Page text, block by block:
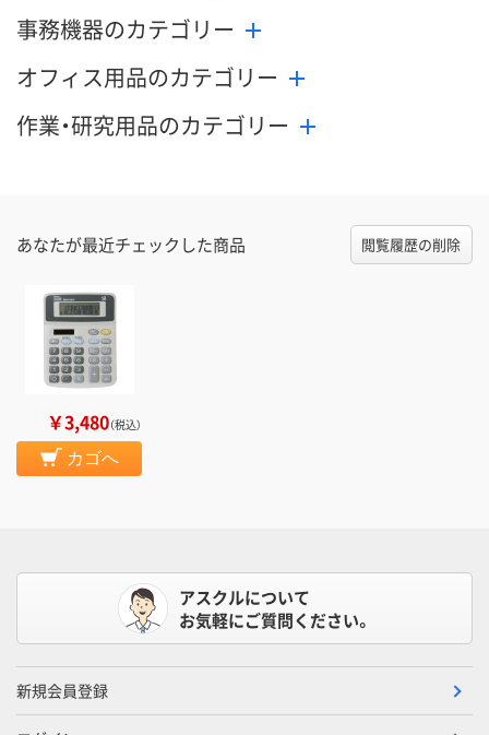
事務機器のカテゴリー
オフィス用品のカテゴリー
作業・研究用品のカテゴリー
あなたが最近チェックした商品 閲覧履歴の削除
￥3,480（税込）
カゴへ
アスクルについて
お気軽にご質問ください。
新規会員登録